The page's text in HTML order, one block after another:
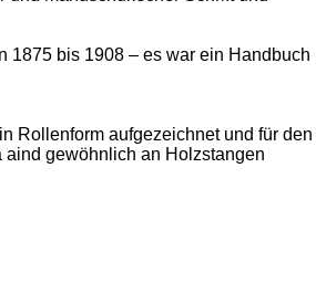
1875 bis 1908 – es war ein Handbuch
Rollenform aufgezeichnet und für den
gewöhnlich an Holzstangen